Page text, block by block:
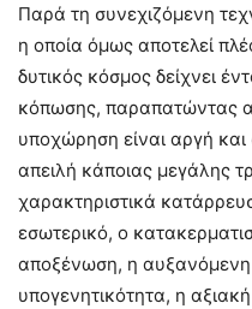
Παρά τη συνεχιζόμενη
η οποία όμως αποτελεί
δυτικός κόσμος δείχνει
κόπωσης, παραπατώντας
υποχώρηση είναι αργή και
απειλή κάποιας μεγάλης
χαρακτηριστικά
εσωτερικό, ο
αποξένωση, η αυξανόμενη
υπογενητικότητα, η